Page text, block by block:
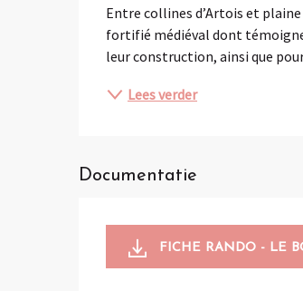
Entre collines d’Artois et
fortifié médiéval dont
leur construction, ainsi que
Lees verder
Documentatie
FICHE RANDO - LE